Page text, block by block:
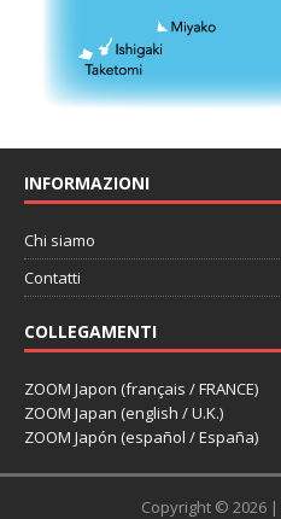
INFORMAZIONI
Chi siamo
Contatti
COLLEGAMENTI
ZOOM Japon (français / FRANCE)
ZOOM Japan (english / U.K.)
ZOOM Japón (español / España)
Copyright © 2026 |